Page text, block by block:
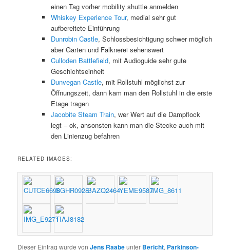
einen Tag vorher mobility shuttle anmelden
Whiskey Experience Tour, medial sehr gut
aufbereitete Einführung
Dunrobin Castle, Schlossbesichtigung schwer möglich
aber Garten und Falknerei sehenswert
Culloden Battlefield, mit Audioguide sehr gute
Geschichtseinheit
Dunvegan Castle, mit Rollstuhl möglichst zur
Öffnungszeit, dann kam man den Rollstuhl in die erste
Etage tragen
Jacobite Steam Train, wer Wert auf die Dampflock
legt – ok, ansonsten kann man die Stecke auch mit
den Linienzug befahren
RELATED IMAGES:
Dieser Eintrag wurde vonJens Raabeunter Bericht, Parkinson-